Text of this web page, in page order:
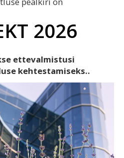
2026
ettevalmistusi
kehtestamiseks..